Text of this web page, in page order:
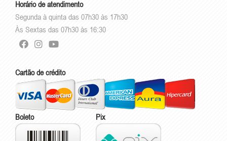
Horário de atendimento
Segunda à quinta das 07h30 às 17h30
Às Sextas das 07h30 às 16:30
Cartão de crédito
Boleto Pix